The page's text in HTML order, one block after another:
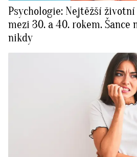
Psychologie: Nejtěžší
mezi 30. a 40. rokem. Šance
nikdy